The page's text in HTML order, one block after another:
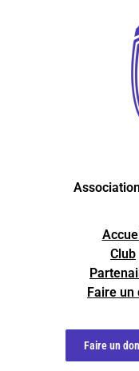
Club
Faire un
Faire un